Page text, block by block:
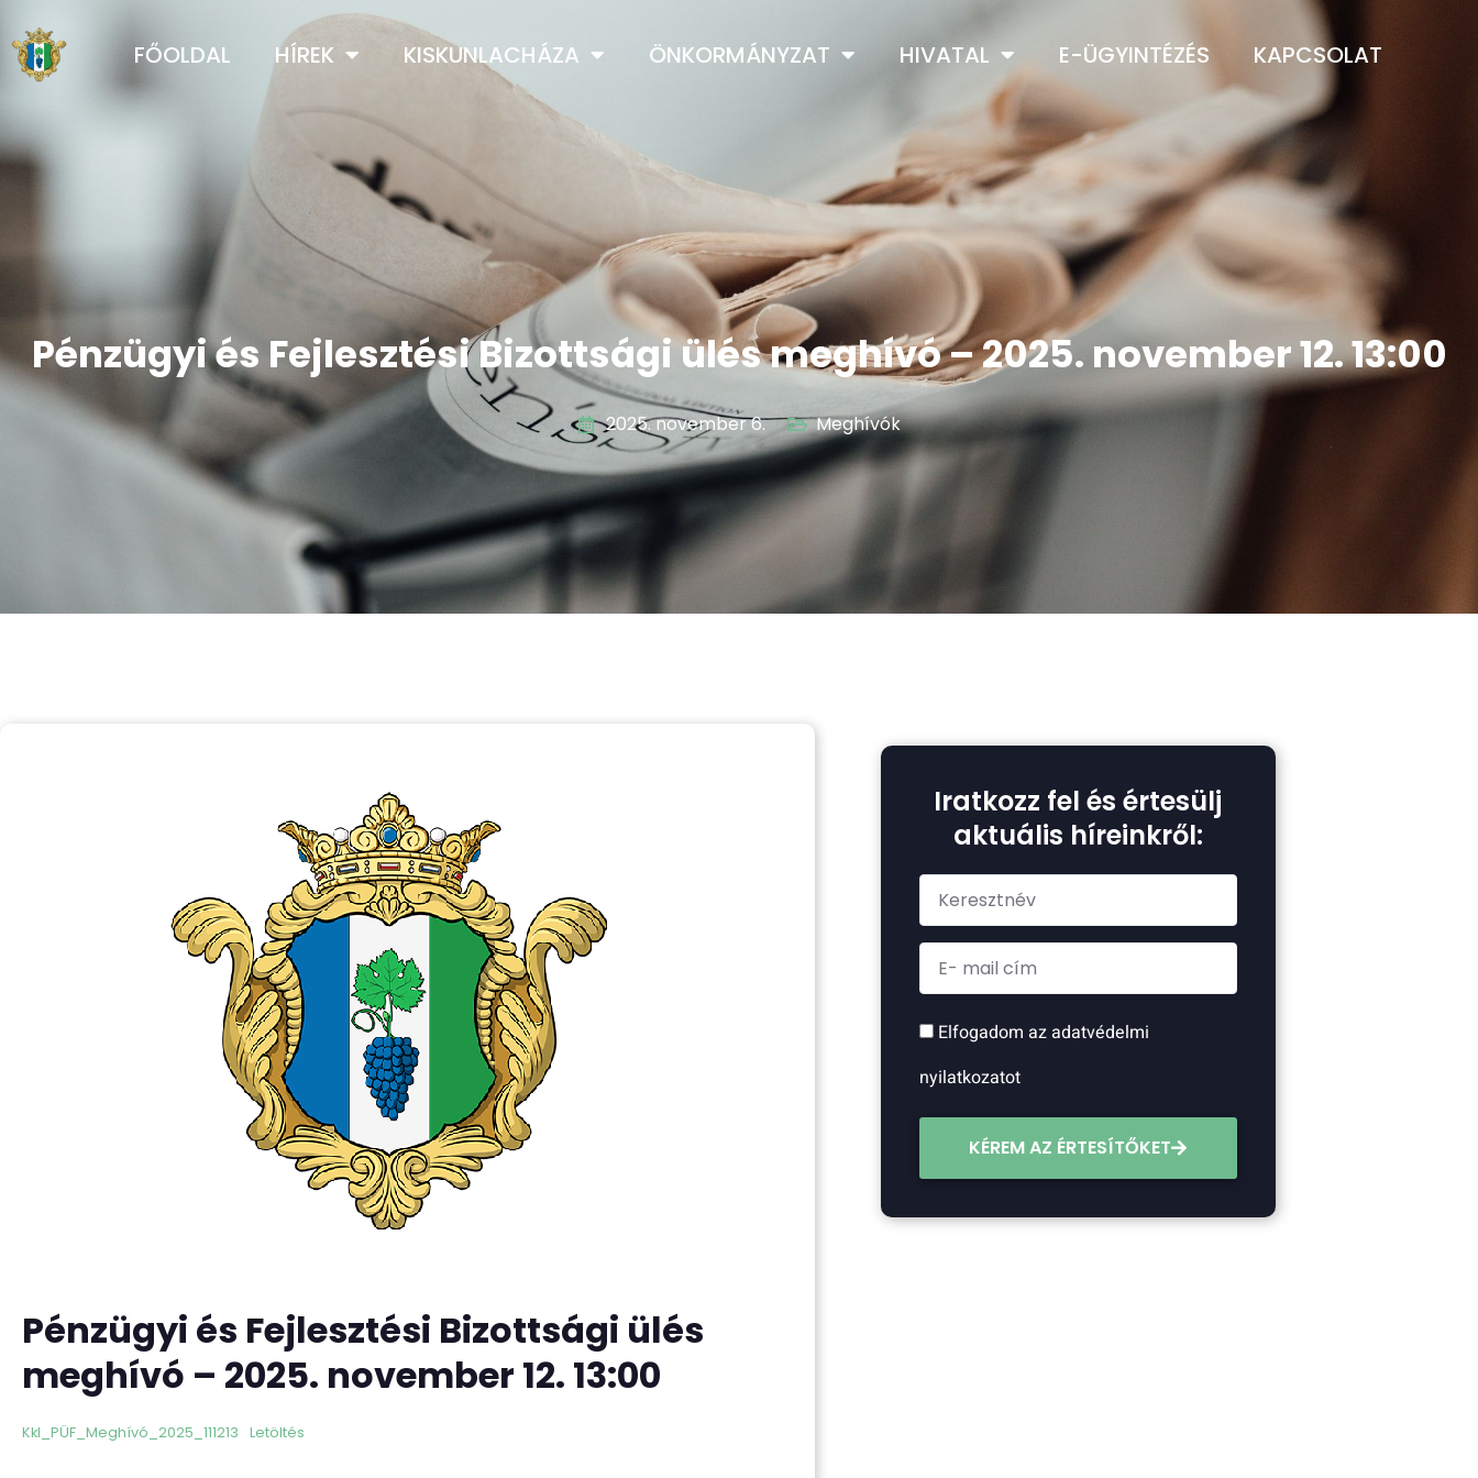
FŐOLDAL HÍREK KISKUNLACHÁZA ÖNKORMÁNYZAT HIVATAL E-ÜGYINTÉZÉS KAPCSOLAT
Pénzügyi és Fejlesztési Bizottsági ülés meghívó – 2025. november 12. 13:00
2025. november 6. Meghívók
Pénzügyi és Fejlesztési Bizottsági ülés
meghívó – 2025. november 12. 13:00
Kkl_PÜF_Meghívó_2025_111213 Letöltés
Iratkozz fel és értesülj
aktuális híreinkről:
Elfogadom az adatvédelmi
nyilatkozatot
KÉREM AZ ÉRTESÍTŐKET